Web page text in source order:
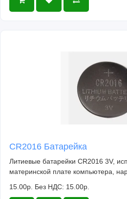
CR2016 Батарейка
Литиевые батарейки CR2016 3V,
материнской плате компьютера,
15.00р. Без НДС: 15.00р.